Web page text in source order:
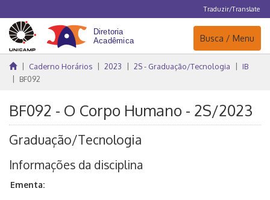
Traduzir/Translate
Navegação
Busca / Menu
Caderno Horários 2023 2S - Graduação/Tecnologia
IB
BF092
BF092 - O Corpo Humano - 2S/2023
Graduação/Tecnologia
Informações da disciplina
Ementa: